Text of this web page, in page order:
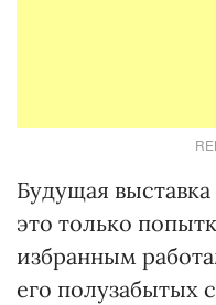
Будущая
это только
избранным
его полузабытых